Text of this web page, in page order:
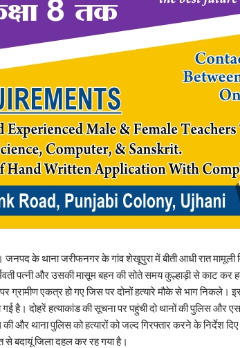
जनपद के थाना जरीफनगर के गांव शेखूपुरा में बीती आधी रात मामूली
पत्नी और उसकी मासूम बहन की सोते समय कुल्हाड़ी से काट कर
ग्रामीण एकत्र हो गए जिस पर दोनों हत्यारे मौके से भाग निकले।
गई है। दोहरें हत्याकांड की सूचना पर पहुंची दो थानों की पुलिस और
की और थाना पुलिस को हत्यारों को जल्द गिरफ्तार करने के निर्देश
से बदायूं जिला दहल कर रह गया है।